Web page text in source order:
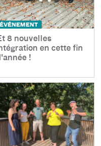
ÉVÉNEMENT
8 nouvelles
en cette fin
!